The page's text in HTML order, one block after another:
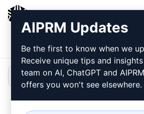
AIPRM Updates
Be the first to know when we
Receive unique tips and
team on AI, ChatGPT and
offers you won't see elsewhere.